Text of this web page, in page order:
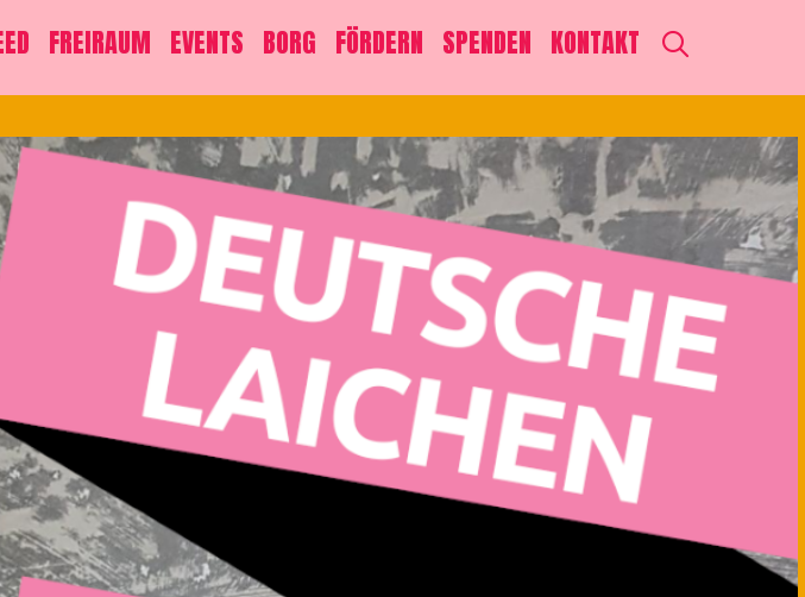
FREIRAUM EVENTS BORG FÖRDERN SPENDEN KONTAKT